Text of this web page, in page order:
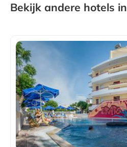
Bekijk andere hotels in